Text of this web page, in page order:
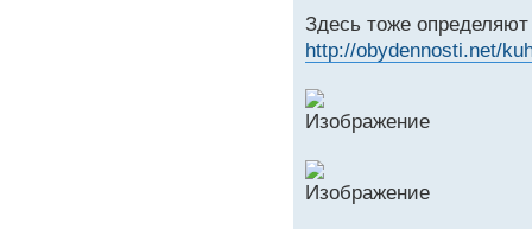
Здесь тоже
http://obydennosti.net/